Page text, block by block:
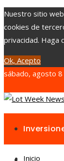
Nuestro sitio
cookies de
privacidad. Haga
Ok, Acepto
sábado, agosto 8
Inicio